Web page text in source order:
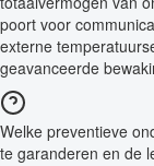
poort voor
externe
geavanceerde
Welke preventieve
te garanderen en de